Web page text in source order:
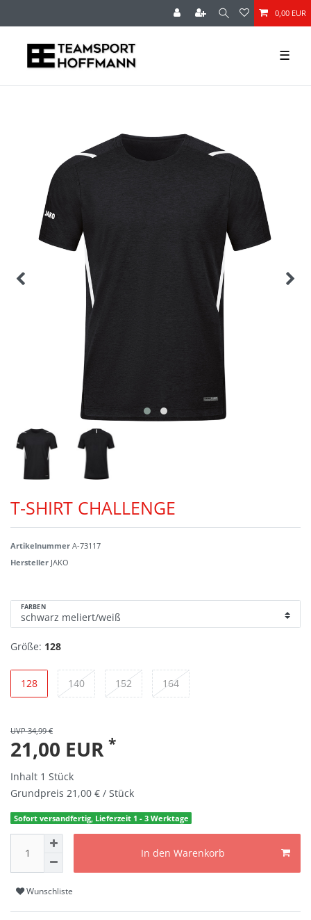
0,00 EUR
☰
T-SHIRT CHALLENGE
Artikelnummer A-73117
Hersteller JAKO
FARBEN
Größe: 128
128 140 152 164
UVP 34,99 €
21,00 EUR *
Inhalt 1 Stück
Grundpreis 21,00 € / Stück
Sofort versandfertig, Lieferzeit 1 - 3 Werktage
In den Warenkorb
Wunschliste